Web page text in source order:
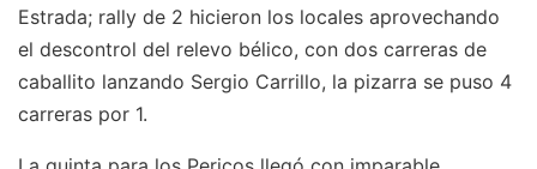
Estrada; rally de 2 hicieron los locales aprovechando
el descontrol del relevo bélico, con dos carreras de
caballito lanzando Sergio Carrillo, la pizarra se puso 4
carreras por 1.